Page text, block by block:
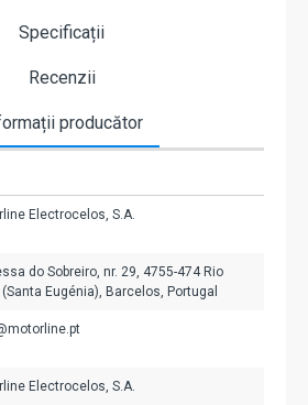
Specificații
Recenzii
producător
Electrocelos, S.A.
do Sobreiro, nr. 29, 4755-474 Rio
Eugénia), Barcelos, Portugal
Electrocelos, S.A.